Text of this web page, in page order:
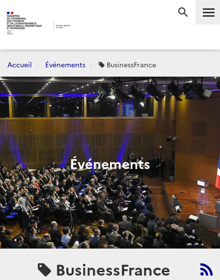
Accueil Événements BusinessFrance
Événements
BusinessFrance